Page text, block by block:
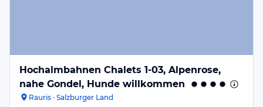
Hochalmbahnen Chalets 1-03, Alpenrose,
nahe Gondel, Hunde willkommen
Rauris · Salzburger Land